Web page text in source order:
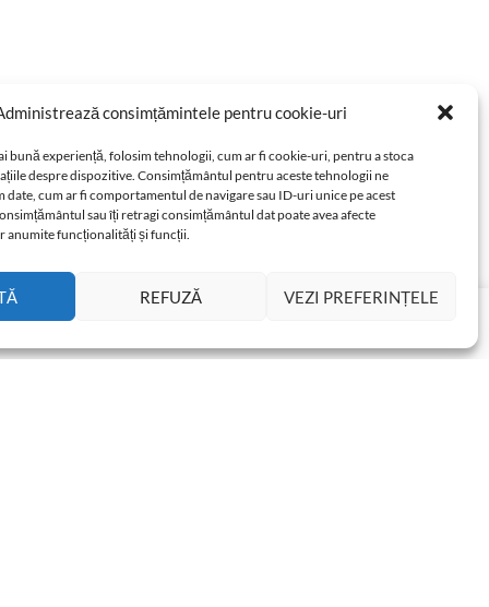
consimțămintele pentru cookie-uri
bună experiență, folosim tehnologii, cum ar fi cookie-uri, pentru a stoca
despre dispozitive. Consimțământul pentru aceste tehnologii ne
date, cum ar fi comportamentul de navigare sau ID-uri unice pe acest
sau îți retragi consimțământul dat poate avea afecte
anumite funcționalități și funcții.
REFUZĂ VEZI PREFERINȚELE
wish. Cookie settings